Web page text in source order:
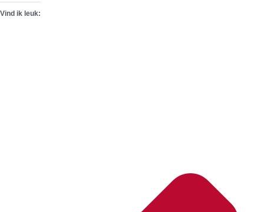
Vind ik leuk: